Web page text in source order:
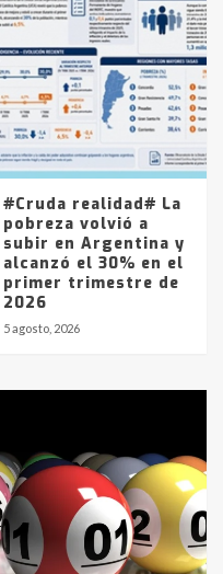
5: falleció un
Lauquen
combustibles en
YPF hasta Axion
pesos
#Cruda realidad# La
pobreza volvió a
subir en Argentina y
alcanzó el 30% en el
primer trimestre de
2026
5 agosto, 2026